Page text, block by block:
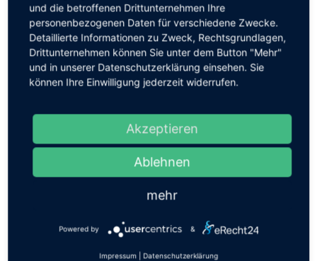
Mia den neuesten Trends beinhart auf der Spur.
Unterstützt wird sie bei dieser Abenteuerspaßtour
von anderen westfälisch-schrulligen
Freizeitverwaltern. Hitzewallungen ist sowohl ein
Programm für Urlaubsverweigerer als auch für
und die betroffenen Drittunternehmen Ihre
personenbezogenen Daten für verschiedene Zwecke.
Detaillierte Informationen zu Zweck, Rechtsgrundlagen,
Drittunternehmen können Sie unter dem Button "Mehr"
und in unserer Datenschutzerklärung einsehen. Sie
können Ihre Einwilligung jederzeit widerrufen.
Akzeptieren
Ablehnen
mehr
Powered by &
Impressum Datenschutzerklärung